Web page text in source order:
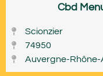
Cbd
Scionzier
74950
Auvergne-Rhône-